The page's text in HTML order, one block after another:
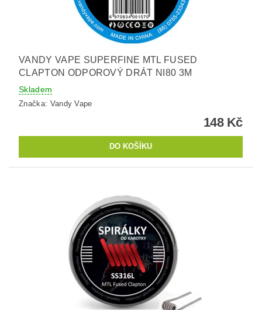
VANDY VAPE SUPERFINE MTL FUSED
CLAPTON ODPOROVÝ DRÁT NI80 3M
Skladem
Značka: Vandy Vape
148 Kč